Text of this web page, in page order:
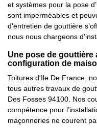
et systèmes pour la pose
sont imperméables et
d'entretien de gouttière
nous nous chargeons
Une pose de
configuration de
Toitures d'Ile De France,
tous autres travaux de
Des Fosses 94100. Nos
compétence pour
maçonneries ne courent